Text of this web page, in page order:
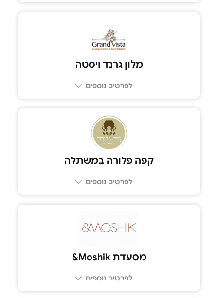
מלון גרנד ויסטה
לפרטים נוספים
קפה פלורה במשתלה
לפרטים נוספים
מסעדת Moshik&
לפרטים נוספים